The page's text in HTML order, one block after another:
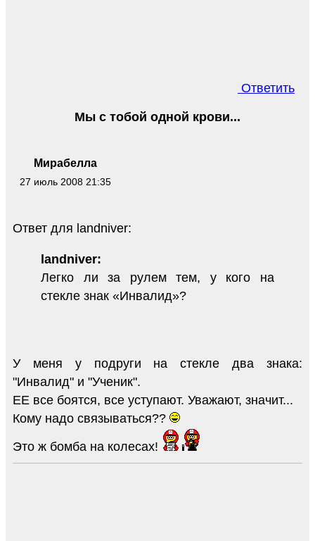
Ответить
Мирабелла
27 июль 2008 21:35
Мы с тобой одной крови...
Ответ для landniver:
landniver:
Легко ли за рулем тем, у кого на
стекле знак «Инвалид»?
У меня у подруги на стекле два знака:
"Инвалид" и "Ученик".
ЕЕ все боятся, все уступают. Уважают, значит...
Кому надо связываться??
Это ж бомба на колесах!